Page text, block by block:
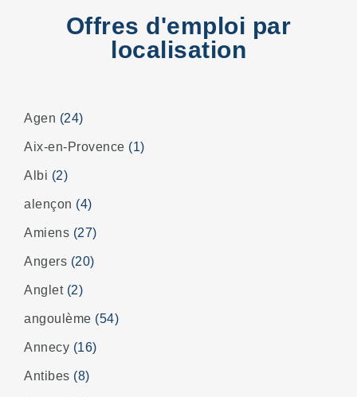
Offres d'emploi par
localisation
Agen (24)
Aix-en-Provence (1)
Albi (2)
alençon (4)
Amiens (27)
Angers (20)
Anglet (2)
angoulème (54)
Annecy (16)
Antibes (8)